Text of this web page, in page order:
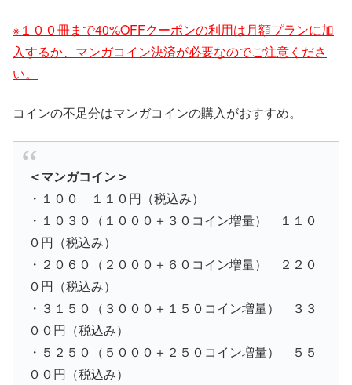
※１００冊まで40%OFFクーポンの利用は月額プランに加
入するか、マンガコイン決済が必要なのでご注意くださ
い。
コインの不足分はマンガコインの購入がおすすめ。
＜マンガコイン＞
・１００ １１０円（税込み）
・１０３０（１０００＋３０コイン増量） １１０
０円（税込み）
・２０６０（２０００＋６０コイン増量） ２２０
０円（税込み）
・３１５０（３０００＋１５０コイン増量） ３３
００円（税込み）
・５２５０（５０００＋２５０コイン増量） ５５
００円（税込み）